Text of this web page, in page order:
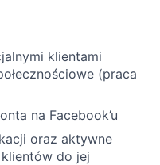
klientami
(praca
na Facebook’u
oraz aktywne
do jej